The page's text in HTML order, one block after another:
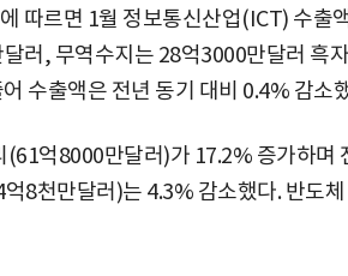
따르면 1월 정보통신산업(ICT) 수출
러, 무역수지는 28억3000만달러 흑
수출액은 전년 동기 대비 0.4% 감소
(61억8000만달러)가 17.2% 증가하며
8천만달러)는 4.3% 감소했다. 반도